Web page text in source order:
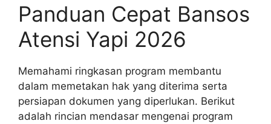
Panduan Cepat Bansos
Atensi Yapi 2026
Memahami ringkasan program membantu
dalam memetakan hak yang diterima serta
persiapan dokumen yang diperlukan. Berikut
adalah rincian mendasar mengenai program